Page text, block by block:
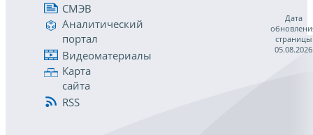
СМЭВ
Аналитический
портал
Видеоматериалы
Карта
сайта
RSS
Дата
страницы
05.08.2026